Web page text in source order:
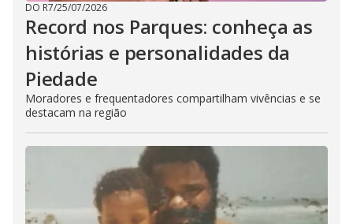
DO R7/25/07/2026
Record nos Parques: conheça as
histórias e personalidades da
Piedade
Moradores e frequentadores compartilham vivências e se
destacam na região